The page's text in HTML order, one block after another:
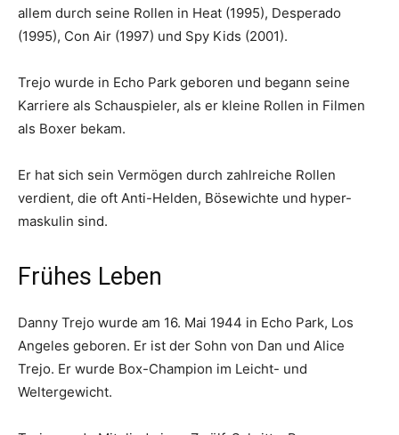
allem durch seine Rollen in Heat (1995), Desperado
(1995), Con Air (1997) und Spy Kids (2001).
Trejo wurde in Echo Park geboren und begann seine
Karriere als Schauspieler, als er kleine Rollen in Filmen
als Boxer bekam.
Er hat sich sein Vermögen durch zahlreiche Rollen
verdient, die oft Anti-Helden, Bösewichte und hyper-
maskulin sind.
Frühes Leben
Danny Trejo wurde am 16. Mai 1944 in Echo Park, Los
Angeles geboren. Er ist der Sohn von Dan und Alice
Trejo. Er wurde Box-Champion im Leicht- und
Weltergewicht.